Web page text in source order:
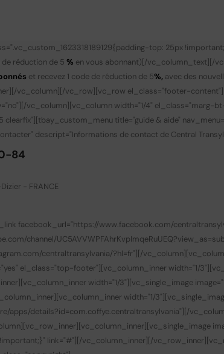
top: 25px
réduction de 5 % en vous abonnant) [/vc_column_text][/
et recevez 1 code de réduction de 5%, avec des
vc_column][/vc_row][vc_row el_class="footer-
vc_column][vc_column width="1/4"
clearfix"][tbay_custom_menu title="guide & aide"
descript="Informations de contact de Central
84
- FRANCE
facebook_url="https://www.facebook.com/
channel/
centraltransylvania/?hl=fr"][/
el_class="top-footer"][vc_column_inner width="1/
width="1/3"][vc_single_image
width="1/
apps/details?id=com.coffye.centraltransylvania"][/
link="#"][/vc_column_inner][/